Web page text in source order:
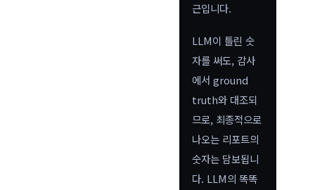
근입니다.
LLM이 틀린 숫
자를 써도, 감사
에서 ground
truth와 대조되
므로, 최종적으로
나오는 리포트의
숫자는 담보됩니
다. LLM의 똑똑